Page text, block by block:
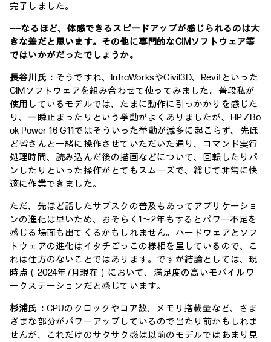
完了しました。
――なるほど、体感できるスピードアップが感じられるのは大
きな差だと思います。その他に専門的なCIMソフトウェア等
ではいかがだったでしょうか。
長谷川氏： そうですね、InfraWorksやCivil3D、Revitといった
CIMソフトウェアを組み合わせて使ってみました。普段私が
使用しているモデルでは、たまに動作に引っかかりを感じた
り、一瞬止まったりという挙動がよくありましたが、HP ZBo
ok Power 16 G11ではそういった挙動が滅多に起こらず、先ほ
ど皆さんと一緒に操作させていただいた通り、コマンド実行
処理時間、読み込んだ後の描画などについて、回転したりパ
ンしたりといった操作がとてもスムーズで、総じて非常に快
適に作業できました。
ただ、先ほど話したサブスクの普及もあってアプリケーショ
ンの進化は早いため、おそらく1～2年もするとパワー不足を
感じる場面も出てくるかもしれません。ハードウェアとソフ
トウェアの進化はイタチごっこの様相を呈しているので、こ
れは仕方のないことではあります。ですが結論としては、現
時点（2024年7月現在）において、満足度の高いモバイルワ
ークステーションだと感じています。
杉浦氏： CPUのクロックやコア数、メモリ搭載量など、さま
ざまな部分がパワーアップしているので当たり前かもしれま
せんが、これだけのサクサク感は以前のモデルではあまり見